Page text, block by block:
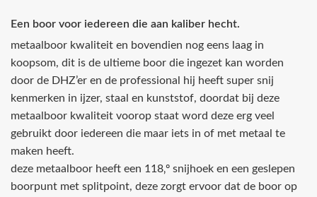
Een boor voor iedereen die aan kaliber hecht.
metaalboor kwaliteit en bovendien nog eens laag in
koopsom, dit is de ultieme boor die ingezet kan worden
door de DHZ’er en de professional hij heeft super snij
kenmerken in ijzer, staal en kunststof, doordat bij deze
metaalboor kwaliteit voorop staat word deze erg veel
gebruikt door iedereen die maar iets in of met metaal te
maken heeft.
deze metaalboor heeft een 118‚º snijhoek en een geslepen
boorpunt met splitpoint, deze zorgt ervoor dat de boor op